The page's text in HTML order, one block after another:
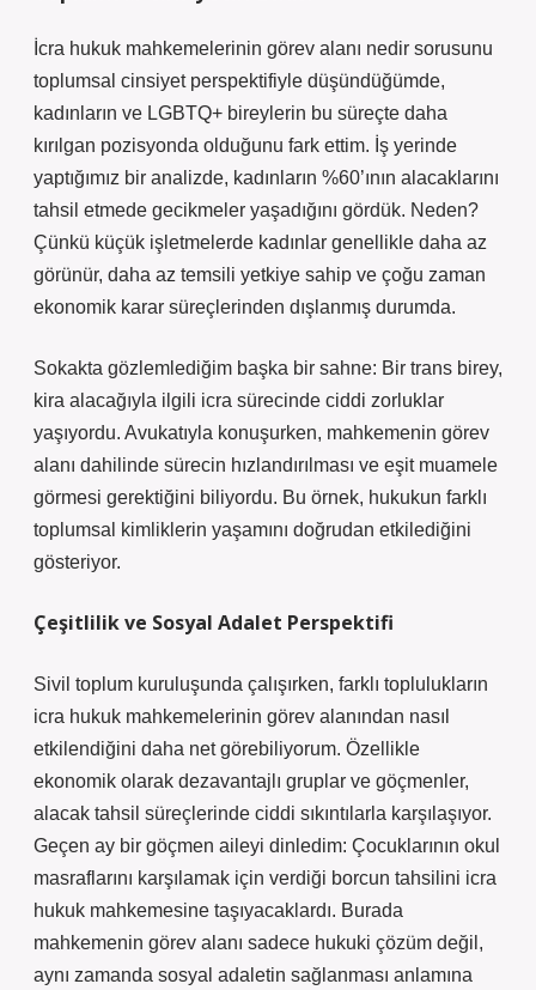
İcra hukuk mahkemelerinin görev alanı nedir sorusunu
toplumsal cinsiyet perspektifiyle düşündüğümde,
kadınların ve LGBTQ+ bireylerin bu süreçte daha
kırılgan pozisyonda olduğunu fark ettim. İş yerinde
yaptığımız bir analizde, kadınların %60’ının alacaklarını
tahsil etmede gecikmeler yaşadığını gördük. Neden?
Çünkü küçük işletmelerde kadınlar genellikle daha az
görünür, daha az temsili yetkiye sahip ve çoğu zaman
ekonomik karar süreçlerinden dışlanmış durumda.
Sokakta gözlemlediğim başka bir sahne: Bir trans birey,
kira alacağıyla ilgili icra sürecinde ciddi zorluklar
yaşıyordu. Avukatıyla konuşurken, mahkemenin görev
alanı dahilinde sürecin hızlandırılması ve eşit muamele
görmesi gerektiğini biliyordu. Bu örnek, hukukun farklı
toplumsal kimliklerin yaşamını doğrudan etkilediğini
gösteriyor.
Çeşitlilik ve Sosyal Adalet Perspektifi
Sivil toplum kuruluşunda çalışırken, farklı toplulukların
icra hukuk mahkemelerinin görev alanından nasıl
etkilendiğini daha net görebiliyorum. Özellikle
ekonomik olarak dezavantajlı gruplar ve göçmenler,
alacak tahsil süreçlerinde ciddi sıkıntılarla karşılaşıyor.
Geçen ay bir göçmen aileyi dinledim: Çocuklarının okul
masraflarını karşılamak için verdiği borcun tahsilini icra
hukuk mahkemesine taşıyacaklardı. Burada
mahkemenin görev alanı sadece hukuki çözüm değil,
aynı zamanda sosyal adaletin sağlanması anlamına